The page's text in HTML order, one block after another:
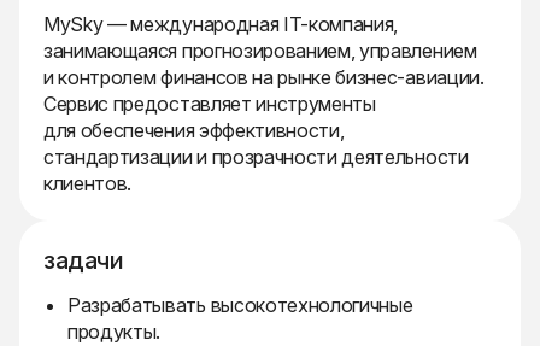
MySky — международная IT-компания,
занимающаяся прогнозированием, управлением
и контролем финансов на рынке бизнес-авиации.
Сервис предоставляет инструменты
для обеспечения эффективности,
стандартизации и прозрачности деятельности
клиентов.
задачи
Разрабатывать высокотехнологичные
продукты.